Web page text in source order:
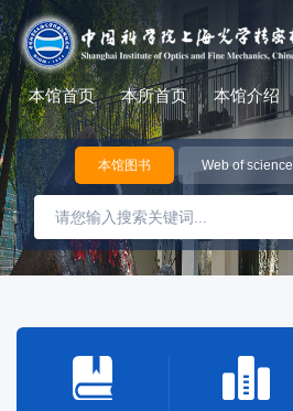
本馆首页 本所首页 本馆介绍
本馆图书 Web of science